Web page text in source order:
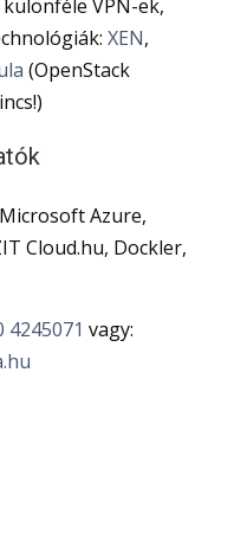
különféle VPN-ek,
XEN,
(OpenStack
Azure,
Cloud.hu, Dockler,
4245071 vagy: